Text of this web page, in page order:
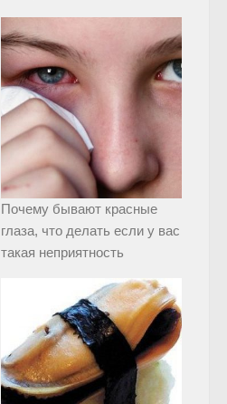
Почему бывают красные
глаза, что делать если у вас
такая неприятность